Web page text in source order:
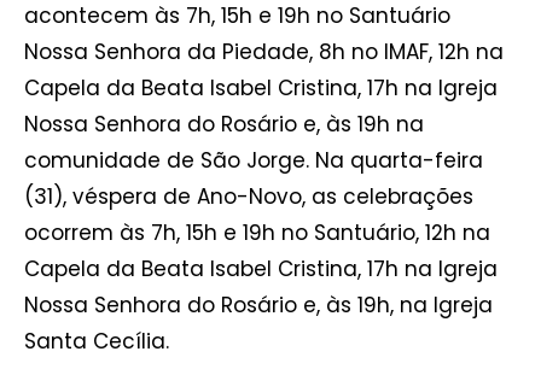
acontecem às 7h, 15h e 19h no Santuário
Nossa Senhora da Piedade, 8h no IMAF, 12h na
Capela da Beata Isabel Cristina, 17h na Igreja
Nossa Senhora do Rosário e, às 19h na
comunidade de São Jorge. Na quarta-feira
(31), véspera de Ano-Novo, as celebrações
ocorrem às 7h, 15h e 19h no Santuário, 12h na
Capela da Beata Isabel Cristina, 17h na Igreja
Nossa Senhora do Rosário e, às 19h, na Igreja
Santa Cecília.